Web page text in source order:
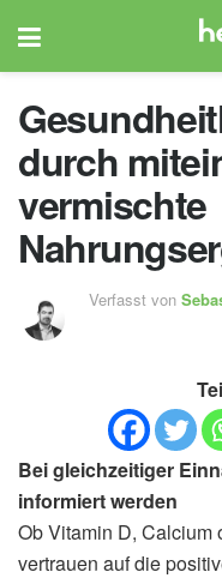
durch
vermischte
Verfasst von
Bei gleichzeitiger
informiert werden
Ob Vitamin D, Calcium
vertrauen auf die